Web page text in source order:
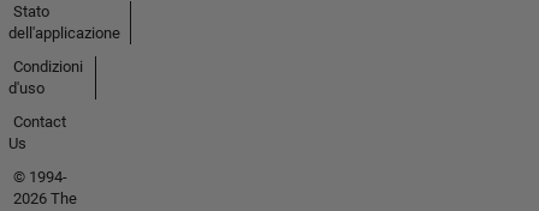
Stato
dell'applicazione
Condizioni
d'uso
Contact
Us
© 1994-
2026 The